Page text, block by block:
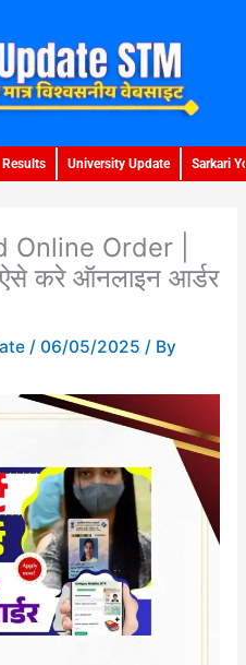
Results University Update Sarkari
Online Order |
ऐसे करे ऑनलाइन आर्डर
/ 06/05/2025 / By